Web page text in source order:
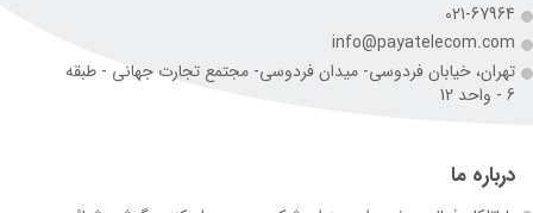
021-67964
info@payatelecom.com
تهران، خیابان فردوسی- میدان فردوسی- مجتمع تجارت جهانی - طبقه
6 - واحد 12
درباره ما